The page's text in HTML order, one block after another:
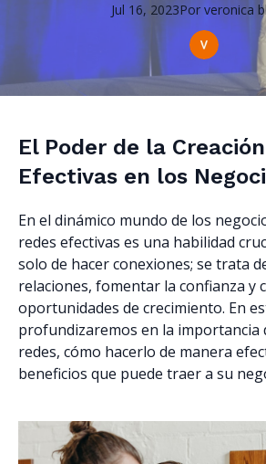
Jul 16, 2023Por veronica
El Poder de la
Efectivas en los
En el dinámico mundo de los
redes efectivas es una habilidad
solo de hacer conexiones; se trata
relaciones, fomentar la confianza y
oportunidades de crecimiento. En
profundizaremos en la importancia
redes, cómo hacerlo de manera
beneficios que puede traer a su